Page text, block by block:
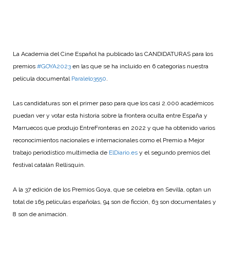
La Academia del Cine Español ha publicado las CANDIDATURAS para los
premios #GOYA2023 en las que se ha incluido en 6 categorías nuestra
película documental Paralelo3550
Las candidaturas son el primer paso para que los casi 2.000 académicos
puedan ver y votar esta historia sobre la frontera oculta entre España y
Marruecos que produjo EntreFronteras en 2022 y que ha obtenido varios
reconocimientos nacionales e internacionales como el Premio a Mejor
trabajo periodístico multimedia de ElDiario.es y el segundo premios del
festival catalán Rellisquin.
A la 37 edición de los Premios Goya, que se celebra en Sevilla, optan un
total de 165 películas españolas, 94 son de ficción, 63 son documentales y
8 son de animación.